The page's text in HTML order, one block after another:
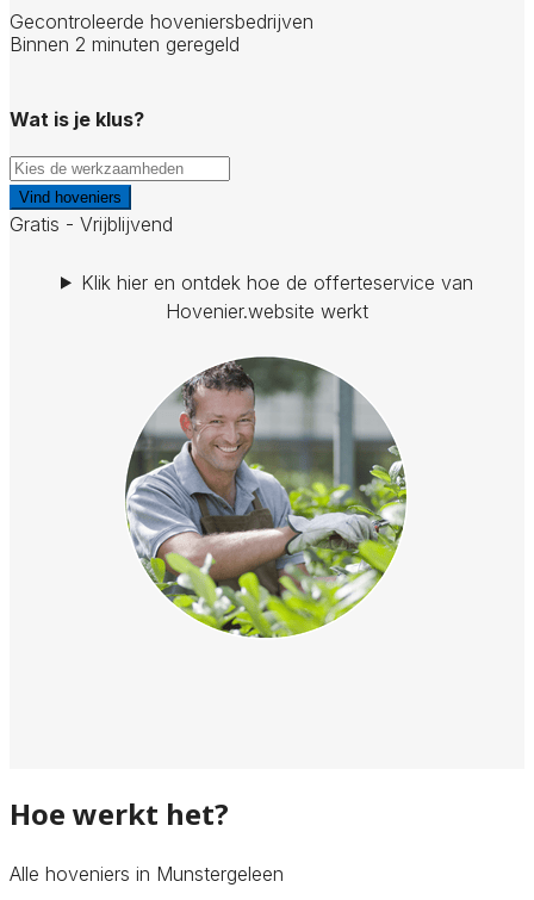
Gecontroleerde hoveniersbedrijven
Binnen 2 minuten geregeld
Wat is je klus?
Vind hoveniers
Gratis - Vrijblijvend
Klik hier en ontdek hoe de offerteservice van
Hovenier.website werkt
Hoe werkt het?
Alle hoveniers in Munstergeleen